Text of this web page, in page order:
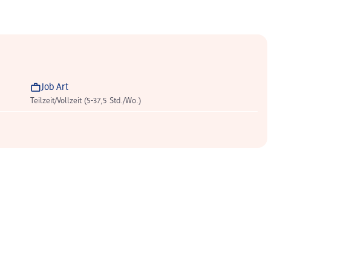
Job Art
Teilzeit/Vollzeit (5-37,5 Std./Wo.)